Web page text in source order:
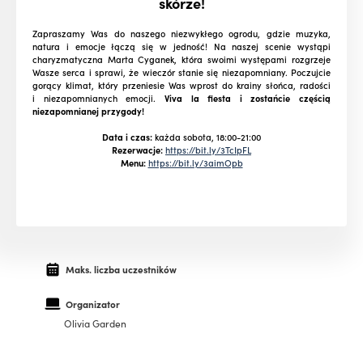
Zapraszamy Was do naszego niezwykłego ogrodu, gdzie muzyka,
natura i emocje łączą się w jedność! Na naszej scenie wystąpi
charyzmatyczna Marta Cyganek, która swoimi występami rozgrzeje
Wasze serca i sprawi, że wieczór stanie się niezapomniany. Poczujcie
gorący klimat, który przeniesie Was wprost do krainy słońca, radości
i niezapomnianych emocji. Viva la fiesta i zostańcie częścią
niezapomnianej przygody!
Data i czas:każda sobota, 18:00-21:00
Rezerwacje:https://bit.ly/3TcIpFL
Menu: https://bit.ly/3aimOpb
Maks. liczba uczestników
Organizator
Olivia Garden